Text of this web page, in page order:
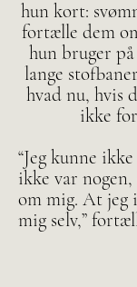
hun kort:
fortælle dem
hun bruger
lange
hvad nu, hvis
ikke
“Jeg kunne
ikke var
om mig. At jeg
mig selv,”